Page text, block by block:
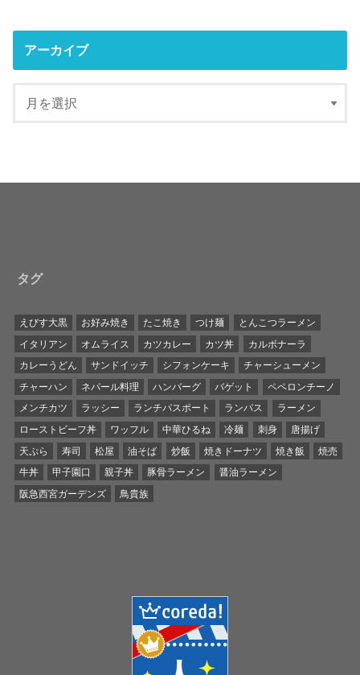
アーカイブ
タグ
えびす大黒 お好み焼き たこ焼き つけ麺
とんこつラーメン
イタリアン
オムライス カツカレー カツ丼
カルボナーラ
カレーうどん
サンドイッチ シフォンケーキ
チャーシューメン
チャーハン
ネパール料理 ハンバーグ バゲット
ペペロンチーノ
メンチカツ
ラッシー ランチパスポート ランパス
ラーメン
ローストビーフ丼
ワッフル 中華ひるね 冷麺 刺身
唐揚げ
天ぷら
寿司 松屋 油そば 炒飯 焼きドーナツ 焼き飯
焼売
牛丼
甲子園口 親子丼 豚骨ラーメン
醤油ラーメン
阪急西宮ガーデンズ
鳥貴族